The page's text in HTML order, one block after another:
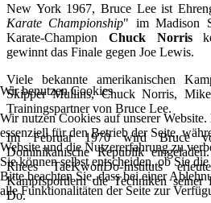
New York 1967, Bruce Lee ist
Karate Championship" im Madison
Karate-Champion Chuck Norris
gewinnt das Finale gegen Joe Lewis.
Viele bekannte amerikanischen
Skipper Mullins, Chuck Norris,
Trainingspartner von Bruce Lee.
Im Februar 1970 wird Bruce
Dominikanische Republik
Rhees TaeKwonDo-Instituts
Kampfsportlern die Techniken seiner
Do.
Wir benutzen Cookies
Wir nutzen Cookies auf unserer
essenziell für den Betrieb der Seite,
Website und die Nutzererfahrung zu
Sie können selbst entscheiden, ob Sie
Bitte beachten Sie, dass bei einer
alle Funktionalitäten der Seite zur